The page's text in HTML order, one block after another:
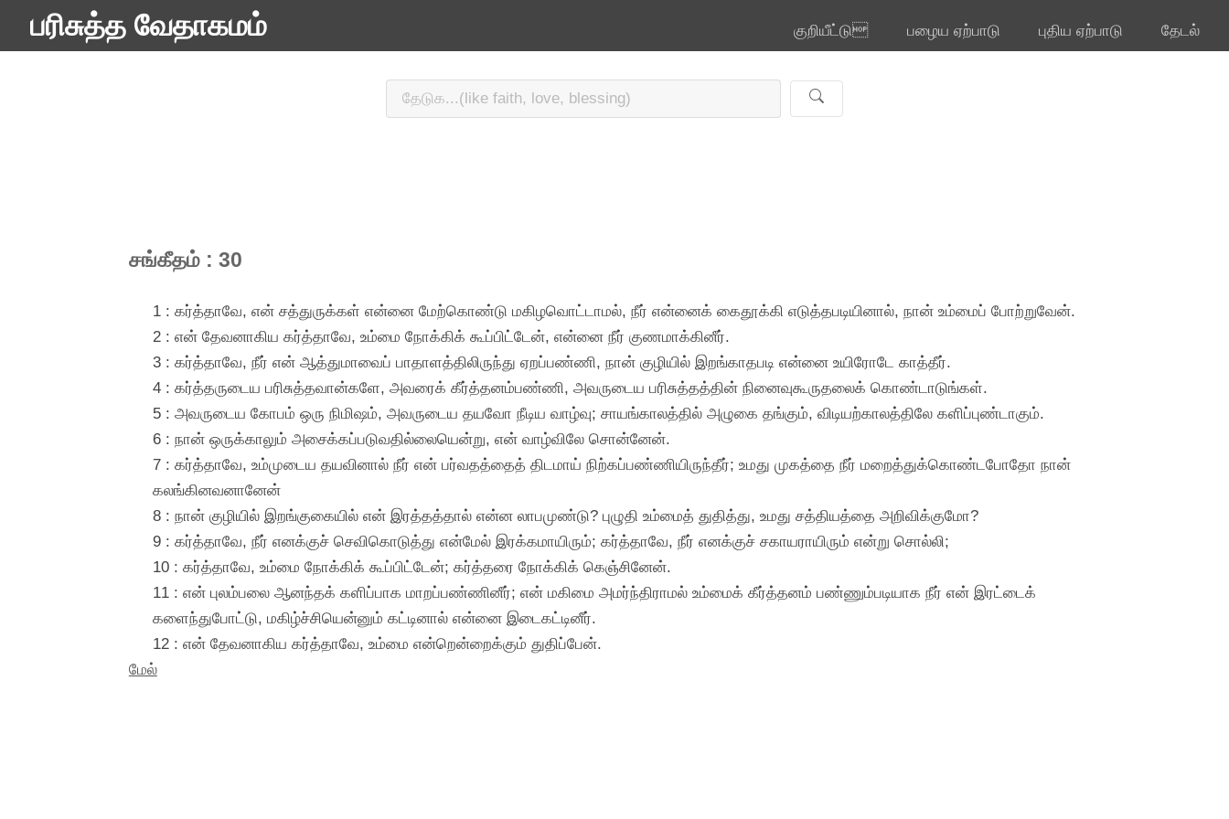
பரிசுத்த வேதாகமம் குறியீட்டு பழைய ஏற்பாடு புதிய ஏற்பாடு தேடல்
சங்கீதம் : 30
1 : கர்த்தாவே, என் சத்துருக்கள் என்னை மேற்கொண்டு மகிழவொட்டாமல், நீர் என்னைக் கைதூக்கி எடுத்தபடியினால், நான் உம்மைப் போற்றுவேன்.
2 : என் தேவனாகிய கர்த்தாவே, உம்மை நோக்கிக் கூப்பிட்டேன், என்னை நீர் குணமாக்கினீர்.
3 : கர்த்தாவே, நீர் என் ஆத்துமாவைப் பாதாளத்திலிருந்து ஏறப்பண்ணி, நான் குழியில் இறங்காதபடி என்னை உயிரோடே காத்தீர்.
4 : கர்த்தருடைய பரிசுத்தவான்களே, அவரைக் கீர்த்தனம்பண்ணி, அவருடைய பரிசுத்தத்தின் நினைவுகூருதலைக் கொண்டாடுங்கள்.
5 : அவருடைய கோபம் ஒரு நிமிஷம், அவருடைய தயவோ நீடிய வாழ்வு; சாயங்காலத்தில் அழுகை தங்கும், விடியற்காலத்திலே களிப்புண்டாகும்.
6 : நான் ஒருக்காலும் அசைக்கப்படுவதில்லையென்று, என் வாழ்விலே சொன்னேன்.
7 : கர்த்தாவே, உம்முடைய தயவினால் நீர் என் பர்வதத்தைத் திடமாய் நிற்கப்பண்ணியிருந்தீர்; உமது முகத்தை நீர் மறைத்துக்கொண்டபோதோ நான்
கலங்கினவனானேன்
8 : நான் குழியில் இறங்குகையில் என் இரத்தத்தால் என்ன லாபமுண்டு? புழுதி உம்மைத் துதித்து, உமது சத்தியத்தை அறிவிக்குமோ?
9 : கர்த்தாவே, நீர் எனக்குச் செவிகொடுத்து என்மேல் இரக்கமாயிரும்; கர்த்தாவே, நீர் எனக்குச் சகாயராயிரும் என்று சொல்லி;
10 : கர்த்தாவே, உம்மை நோக்கிக் கூப்பிட்டேன்; கர்த்தரை நோக்கிக் கெஞ்சினேன்.
11 : என் புலம்பலை ஆனந்தக் களிப்பாக மாறப்பண்ணினீர்; என் மகிமை அமர்ந்திராமல் உம்மைக் கீர்த்தனம் பண்ணும்படியாக நீர் என் இரட்டைக்
களைந்துபோட்டு, மகிழ்ச்சியென்னும் கட்டினால் என்னை இடைகட்டினீர்.
12 : என் தேவனாகிய கர்த்தாவே, உம்மை என்றென்றைக்கும் துதிப்பேன்.
மேல்